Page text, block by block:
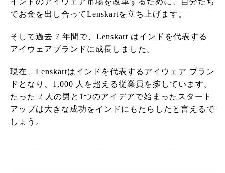
でお金を出し合ってLenskartを立ち上げます。
そして過去 7 年間で、Lenskart はインドを代表する
アイウェアブランドに成長しました。
現在、Lenskartはインドを代表するアイウェア ブラン
ドとなり、1,000 人を超える従業員を擁しています。
たった 2 人の男と1つのアイデアで始まったスタート
アップは大きな成功をインドにもたらしたと言えるで
しょう。